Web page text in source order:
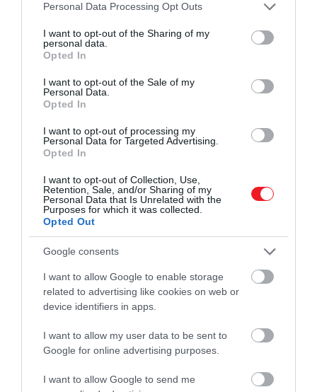
Please note that this website/app uses one or more Google
not limited to your visit or usage behaviour. You may click to
grant or deny consent to Google and its third-party tags to
use your data for below specified purposes in below Google
consent section.
Personal Data Processing Opt Outs
I want to opt-out of the Sharing of my
personal data.
Opted In
I want to opt-out of the Sale of my
Personal Data.
Opted In
I want to opt-out of processing my
Personal Data for Targeted Advertising.
Opted In
I want to opt-out of Collection, Use,
Retention, Sale, and/or Sharing of my
Personal Data that Is Unrelated with the
Purposes for which it was collected.
Opted Out
Google consents
I want to allow Google to enable storage
related to advertising like cookies on web or
device identifiers in apps.
I want to allow my user data to be sent to
Google for online advertising purposes.
I want to allow Google to send me
Magyarországon ugyanakkor a magányosságot
felmérésben részt vevő válaszadók, míg más
országokban inkább társadalmi problémaként
Marija Gabriel
azt mondta, hogy az új jelentés alapján átfogóbb
elemzőmunka indulhat annak érdekében, hogy
magányosság és a társadalmi elszigeteltség
problémáját.
A jelentés szerint a koronavírus-járvány drámai
módon alakította át az európaiak életét és
társadalmi szokásait.
A kutatások azt mutatják, hogy a magány és a
jár a mentális és fizikai egészségre nézve, valamint a
társadalmi kohézió és a közösségi bizalom
elszigeteltséget tehát egyre inkább